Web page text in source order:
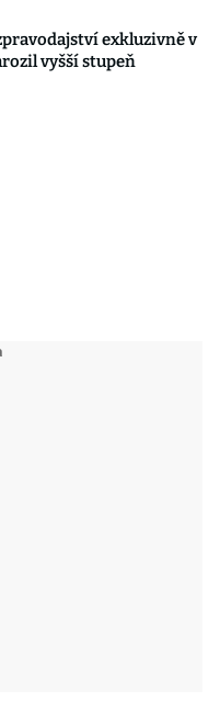
exkluzivně v
vyšší stupeň